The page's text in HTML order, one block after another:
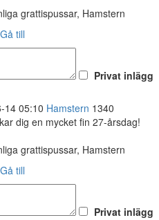
grattispussar, Hamstern
Gå till
Privat inlägg
14 05:10 Hamstern 1340
dig en mycket fin 27-årsdag!
grattispussar, Hamstern
Gå till
Privat inlägg